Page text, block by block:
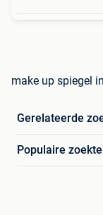
make up spiegel
Gerelateerde
Populaire